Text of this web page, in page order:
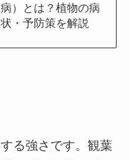
）とは？植物の病
・予防策を解説
る強さ です。観葉